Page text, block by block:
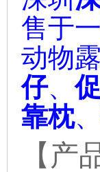
售于
动物
仔、
靠枕、
【产